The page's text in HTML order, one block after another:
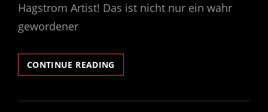
Hagstrom Artist! Das ist nicht nur ein wahr
gewordener
CONTINUE READING
ELVIZZ
HAGSTROM